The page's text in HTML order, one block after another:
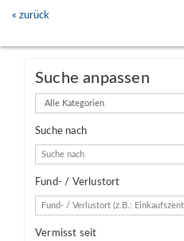
« zurück
Suche anpassen
Kategorien
Suche nach
Fund- / Verlustort
Vermisst seit